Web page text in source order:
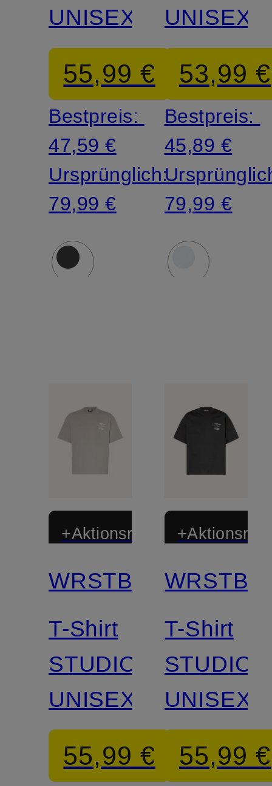
UNISEX
55,99 €
Bestpreis:
47,59 €
Ursprünglich:
79,99 €
UNISEX
53,99 €
Bestpreis:
45,89 €
79,99 €
+Aktionsrabatt
WRSTBHVR
T-Shirt
STUDIO
UNISEX
55,99 €
T-Shirt
STUDIO
UNISEX
55,99 €